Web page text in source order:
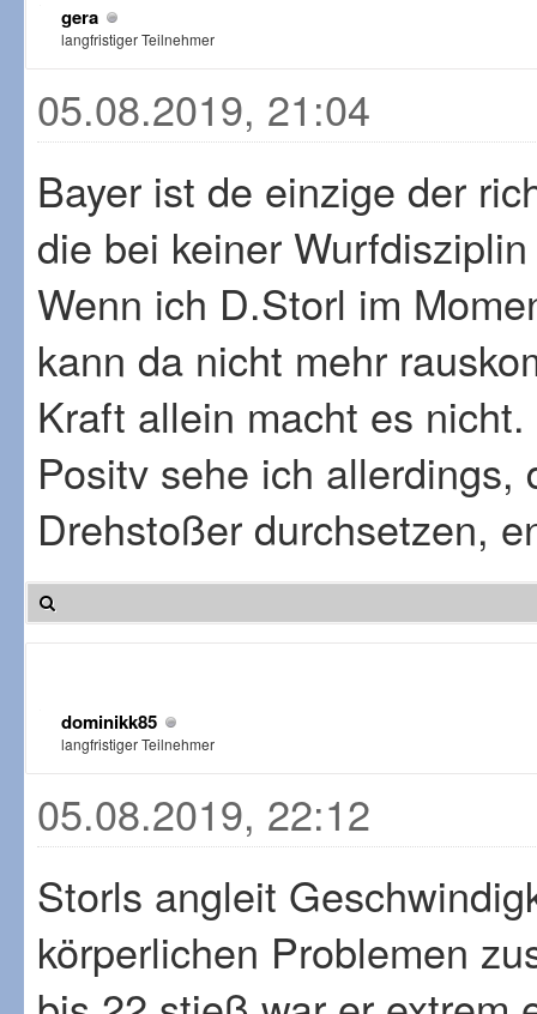
gera
langfristiger Teilnehmer
05.08.2019, 21:04
Bayer ist de einzige der
die bei keiner
Wenn ich D.Storl im
kann da nicht mehr
Kraft allein macht es nicht.
Positv sehe ich
Drehstoßer durchsetzen,
dominikk85
langfristiger Teilnehmer
05.08.2019, 22:12
Storls angleit
körperlichen Problemen